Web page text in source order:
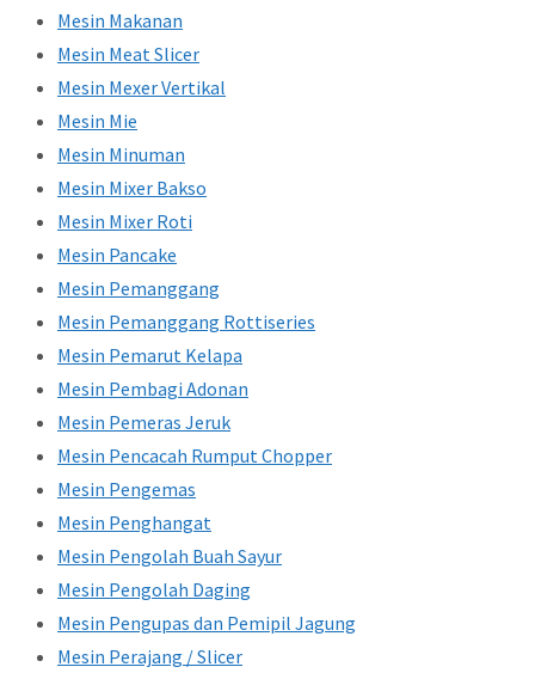
Mesin Makanan
Mesin Meat Slicer
Mesin Mexer Vertikal
Mesin Mie
Mesin Minuman
Mesin Mixer Bakso
Mesin Mixer Roti
Mesin Pancake
Mesin Pemanggang
Mesin Pemanggang Rottiseries
Mesin Pemarut Kelapa
Mesin Pembagi Adonan
Mesin Pemeras Jeruk
Mesin Pencacah Rumput Chopper
Mesin Pengemas
Mesin Penghangat
Mesin Pengolah Buah Sayur
Mesin Pengolah Daging
Mesin Pengupas dan Pemipil Jagung
Mesin Perajang / Slicer